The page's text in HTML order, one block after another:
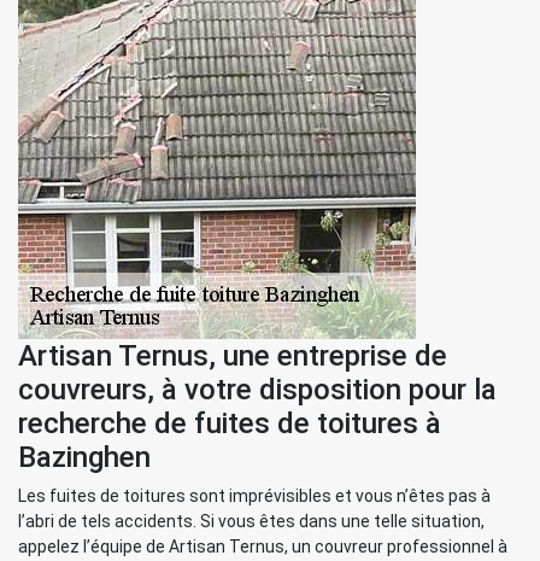
Artisan Ternus, une entreprise de
couvreurs, à votre disposition pour la
recherche de fuites de toitures à
Bazinghen
Les fuites de toitures sont imprévisibles et vous n’êtes pas à
l’abri de tels accidents. Si vous êtes dans une telle situation,
appelez l’équipe de Artisan Ternus, un couvreur professionnel à